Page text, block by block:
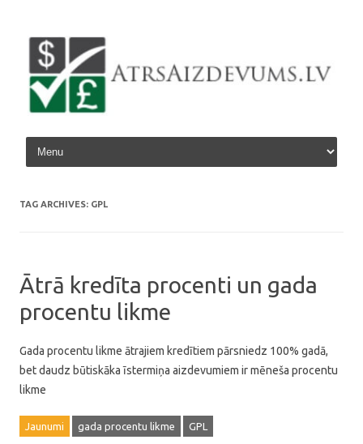
Skip to content
TAG ARCHIVES: GPL
Ātrā kredīta procenti un gada
procentu likme
Gada procentu likme ātrajiem kredītiem pārsniedz 100% gadā,
bet daudz būtiskāka īstermiņa aizdevumiem ir mēneša procentu
likme
Jaunumi gada procentu likme GPL